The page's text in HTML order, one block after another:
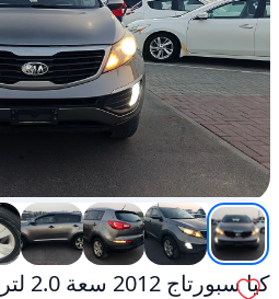
2012
سعة
2.0
لتر
MPI
EX
دفع
أمامي
بنزين
أوتوماتيكي
دفع
أمامي
مستعمل